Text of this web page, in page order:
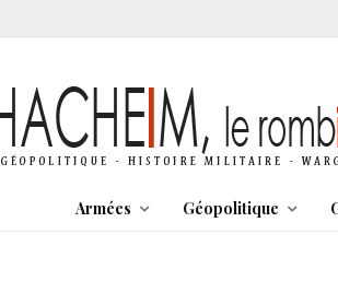
Armées Géopolitique